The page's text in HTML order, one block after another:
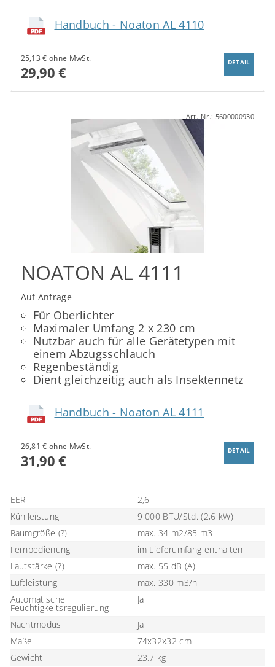
Handbuch - Noaton AL 4110
25,13 € ohne MwSt.
29,90 €
DETAIL
Art.-Nr.: 5600000930
NOATON AL 4111
Auf Anfrage
Für Oberlichter
Maximaler Umfang 2 x 230 cm
Nutzbar auch für alle Gerätetypen mit
einem Abzugsschlauch
Regenbeständig
Dient gleichzeitig auch als Insektennetz
Handbuch - Noaton AL 4111
26,81 € ohne MwSt.
31,90 €
DETAIL
EER
2,6
Kühlleistung
9 000 BTU/Std. (2,6 kW)
Raumgröße (?)
max. 34 m2/85 m3
Fernbedienung
im Lieferumfang enthalten
Lautstärke (?)
max. 55 dB (A)
Luftleistung
max. 330 m3/h
Automatische
Feuchtigkeitsregulierung
Ja
Nachtmodus
Ja
Maße
74x32x32 cm
Gewicht
23,7 kg